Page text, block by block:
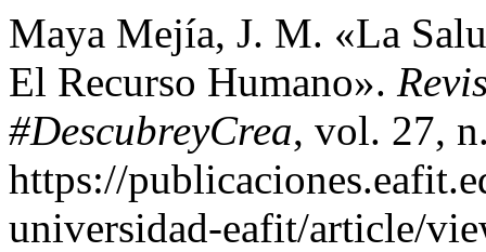
Maya Mejía, J. M. «La
El Recurso Humano».
#DescubreyCrea, vol. 27,
https://
universidad-eafit/article/